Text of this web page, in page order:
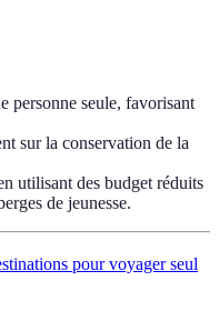
personne seule, favorisant
sur la conservation de la
utilisant des budget réduits
de jeunesse.
pour voyager seul